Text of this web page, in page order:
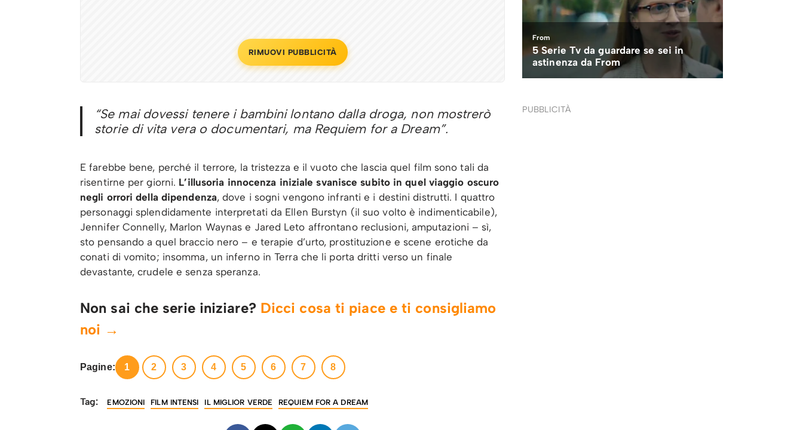
RIMUOVI PUBBLICITÀ
“Se mai dovessi tenere i bambini lontano dalla droga, non mostrerò
storie di vita vera o documentari, ma Requiem for a Dream”.
E farebbe bene, perché il terrore, la tristezza e il vuoto che lascia quel film sono tali da
risentirne per giorni. L’illusoria innocenza iniziale svanisce subito in quel viaggio oscuro
negli orrori della dipendenza, dove i sogni vengono infranti e i destini distrutti. I quattro
personaggi splendidamente interpretati da Ellen Burstyn (il suo volto è indimenticabile),
Jennifer Connelly, Marlon Waynas e Jared Leto affrontano reclusioni, amputazioni – sì,
sto pensando a quel braccio nero – e terapie d’urto, prostituzione e scene erotiche da
conati di vomito; insomma, un inferno in Terra che li porta dritti verso un finale
devastante, crudele e senza speranza.
Non sai che serie iniziare? Dicci cosa ti piace e ti consigliamo
noi →
Pagine: 1 2 3 4 5 6 7 8
Tag: EMOZIONI FILM INTENSI IL MIGLIOR VERDE REQUIEM FOR A DREAM
PUBBLICITÀ